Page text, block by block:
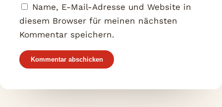
Name, E-Mail-Adresse und Website in
diesem Browser für meinen nächsten
Kommentar speichern.